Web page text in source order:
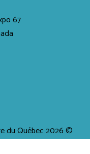
67
du Québec 2026 ©